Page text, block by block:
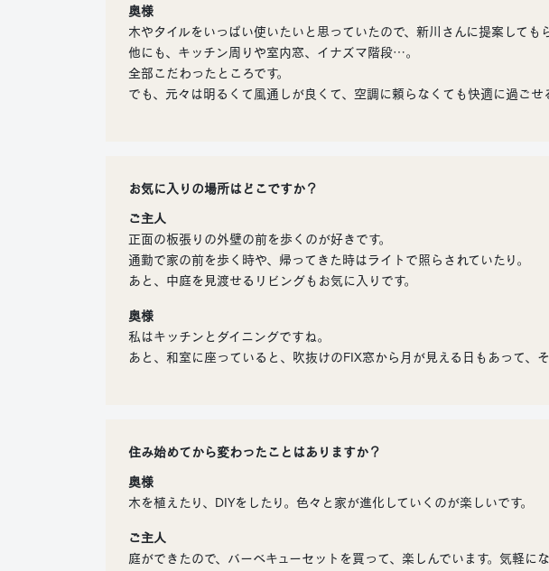
奥様
木やタイルをいっぱい使いたいと思っていたので、新川さんに提案しても
他にも、キッチン周りや室内窓、イナズマ階段…。
全部こだわったところです。
でも、元々は明るくて風通しが良くて、空調に頼らなくても快適に過ごせ
お気に入りの場所はどこですか？
ご主人
正面の板張りの外壁の前を歩くのが好きです。
通勤で家の前を歩く時や、帰ってきた時はライトで照らされていたり。
あと、中庭を見渡せるリビングもお気に入りです。
奥様
私はキッチンとダイニングですね。
あと、和室に座っていると、吹抜けのFIX窓から月が見える日もあって、そ
住み始めてから変わったことはありますか？
奥様
木を植えたり、DIYをしたり。色々と家が進化していくのが楽しいです。
ご主人
庭ができたので、バーベキューセットを買って、楽しんでいます。気軽に